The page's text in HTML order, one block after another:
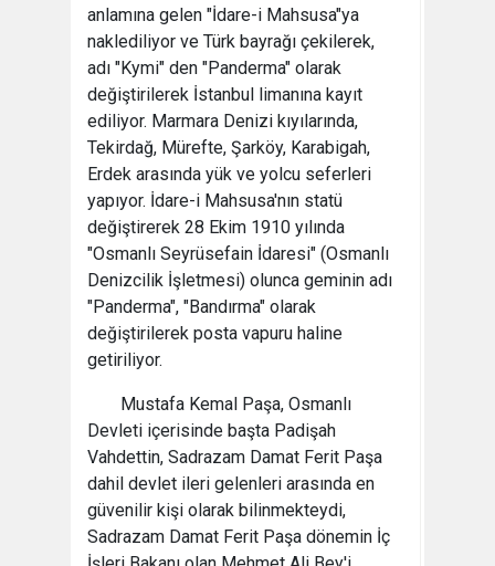
anlamına gelen "İdare-i Mahsusa"ya
naklediliyor ve Türk bayrağı çekilerek,
adı "Kymi" den "Panderma" olarak
değiştirilerek İstanbul limanına kayıt
ediliyor. Marmara Denizi kıyılarında,
Tekirdağ, Mürefte, Şarköy, Karabigah,
Erdek arasında yük ve yolcu seferleri
yapıyor. İdare-i Mahsusa'nın statü
değiştirerek 28 Ekim 1910 yılında
"Osmanlı Seyrüsefain İdaresi" (Osmanlı
Denizcilik İşletmesi) olunca geminin adı
"Panderma", "Bandırma" olarak
değiştirilerek posta vapuru haline
getiriliyor.
Mustafa Kemal Paşa, Osmanlı
Devleti içerisinde başta Padişah
Vahdettin, Sadrazam Damat Ferit Paşa
dahil devlet ileri gelenleri arasında en
güvenilir kişi olarak bilinmekteydi,
Sadrazam Damat Ferit Paşa dönemin İç